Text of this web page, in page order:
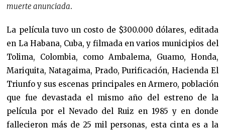
muerte anunciada.
La película tuvo un costo de $300.000 dólares, editada
en La Habana, Cuba, y filmada en varios municipios del
Tolima, Colombia, como Ambalema, Guamo, Honda,
Mariquita, Natagaima, Prado, Purificación, Hacienda El
Triunfo y sus escenas principales en Armero, población
que fue devastada el mismo año del estreno de la
película por el Nevado del Ruiz en 1985 y en donde
fallecieron más de 25 mil personas, esta cinta es a la